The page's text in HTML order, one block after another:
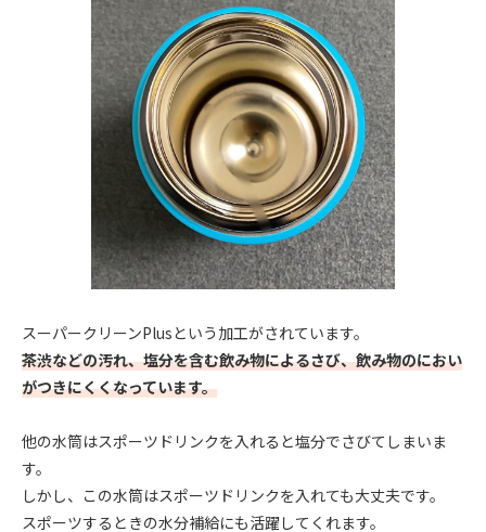
スーパークリーンPlusという加工がされています。
茶渋などの汚れ、塩分を含む飲み物によるさび、飲み物のにおい
がつきにくくなっています。
他の水筒はスポーツドリンクを入れると塩分でさびてしまいま
す。
しかし、この水筒はスポーツドリンクを入れても大丈夫です。
スポーツするときの水分補給にも活躍してくれます。